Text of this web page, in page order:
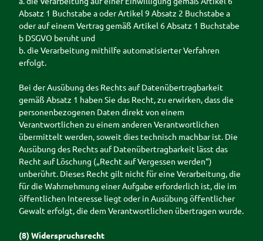
Absatz 1 Buchstabe a oder Artikel 9 Absatz 2 Buchstabe a
oder auf einem Vertrag gemäß Artikel 6 Absatz 1 Buchstabe
b DSGVO beruht und
b. die Verarbeitung mithilfe automatisierter Verfahren
erfolgt.
Bei der Ausübung des Rechts auf Datenübertragbarkeit
gemäß Absatz 1 haben Sie das Recht, zu erwirken, dass die
personenbezogenen Daten direkt von einem
Verantwortlichen zu einem anderen Verantwortlichen
übermittelt werden, soweit dies technisch machbar ist. Die
Ausübung des Rechts auf Datenübertragbarkeit lässt das
Recht auf Löschung („Recht auf Vergessen werden“)
unberührt. Dieses Recht gilt nicht für eine Verarbeitung, die
für die Wahrnehmung einer Aufgabe erforderlich ist, die im
öffentlichen Interesse liegt oder in Ausübung öffentlicher
Gewalt erfolgt, die dem Verantwortlichen übertragen wurde.
(8) Widerspruchsrecht